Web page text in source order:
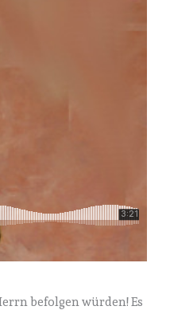
befolgen würden! Es